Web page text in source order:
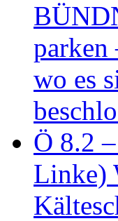
parken
wo es
Ö 8.2
Linke)